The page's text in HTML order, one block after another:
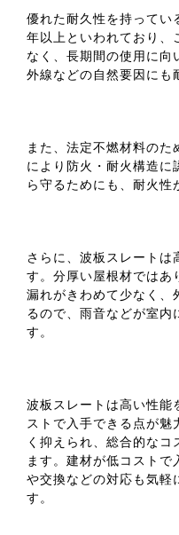
優れた耐久性を持ってい
年以上といわれており、
なく、長期間の使用に向
外線などの自然要因にも
また、法定不燃材料の
により防火・耐火構造に
ら守るためにも、耐火性
さらに、波板スレートは
す。分厚い屋根材ではあ
漏れがきわめて少なく、
るので、雨音などが室内
す。
波板スレートは高い性能
ストで入手できる点が魅
く抑えられ、総合的なコ
ます。建材が低コストで
や交換などの対応も気軽
す。